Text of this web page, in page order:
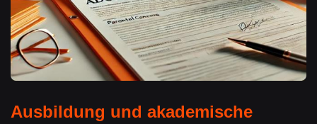
Ausbildung und akademische